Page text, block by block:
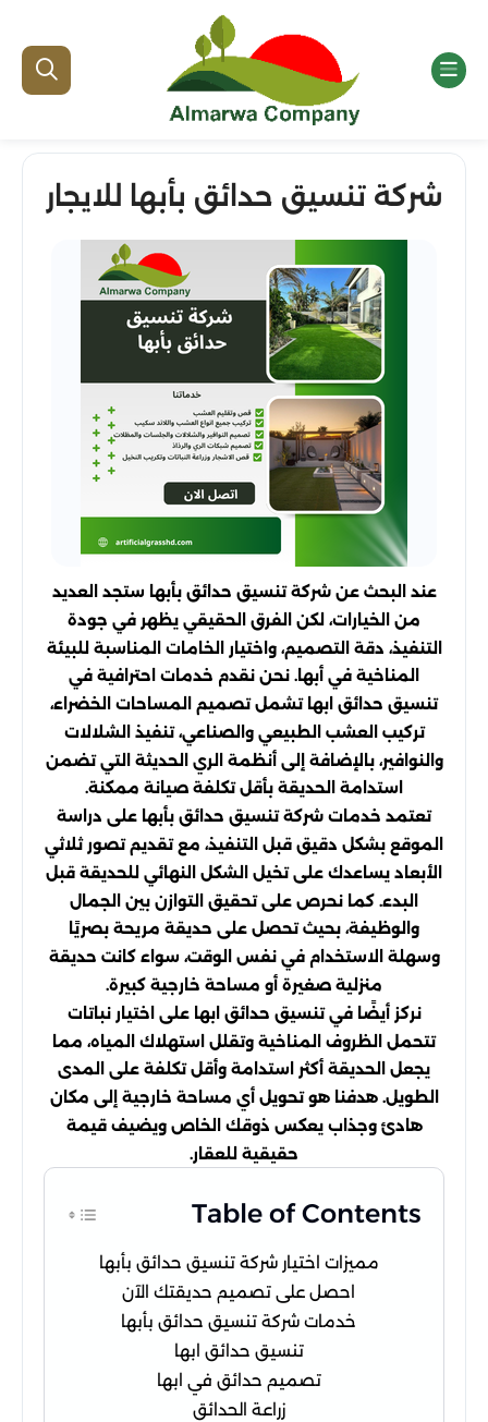
شركة تنسيق حدائق بأبها للايجار
عند البحث عن شركة تنسيق حدائق بأبها ستجد العديد
من الخيارات، لكن الفرق الحقيقي يظهر في جودة
التنفيذ، دقة التصميم، واختيار الخامات المناسبة للبيئة
المناخية في أبها. نحن نقدم خدمات احترافية في
تنسيق حدائق ابها تشمل تصميم المساحات الخضراء،
تركيب العشب الطبيعي والصناعي، تنفيذ الشلالات
والنوافير، بالإضافة إلى أنظمة الري الحديثة التي تضمن
استدامة الحديقة بأقل تكلفة صيانة ممكنة.
تعتمد خدمات شركة تنسيق حدائق بأبها على دراسة
الموقع بشكل دقيق قبل التنفيذ، مع تقديم تصور ثلاثي
الأبعاد يساعدك على تخيل الشكل النهائي للحديقة قبل
البدء. كما نحرص على تحقيق التوازن بين الجمال
والوظيفة، بحيث تحصل على حديقة مريحة بصريًا
وسهلة الاستخدام في نفس الوقت، سواء كانت حديقة
منزلية صغيرة أو مساحة خارجية كبيرة.
نركز أيضًا في تنسيق حدائق ابها على اختيار نباتات
تتحمل الظروف المناخية وتقلل استهلاك المياه، مما
يجعل الحديقة أكثر استدامة وأقل تكلفة على المدى
الطويل. هدفنا هو تحويل أي مساحة خارجية إلى مكان
هادئ وجذاب يعكس ذوقك الخاص ويضيف قيمة
حقيقية للعقار.
Table of Contents
مميزات اختيار شركة تنسيق حدائق بأبها
احصل على تصميم حديقتك الآن
خدمات شركة تنسيق حدائق بأبها
تنسيق حدائق ابها
تصميم حدائق في ابها
زراعة الحدائق